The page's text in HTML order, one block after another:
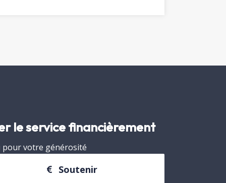
le service financièrement
pour votre générosité
Soutenir